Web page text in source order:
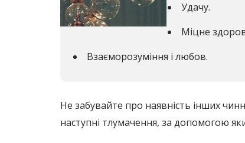
Удачу.
Міцне
Взаєморозуміння і любов.
Не забувайте про наявність інших
наступні тлумачення, за допомогою